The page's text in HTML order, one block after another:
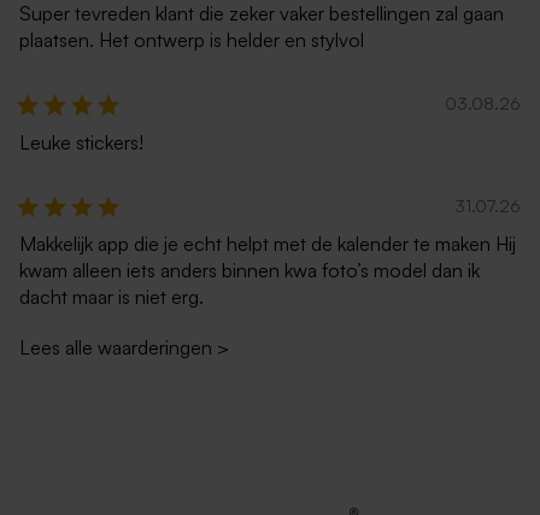
Rode envelop met puntklep
Super tevreden klant die zeker vaker bestellingen zal gaan
plaatsen. Het ontwerp is helder en stylvol
03.08.26
Leuke stickers!
31.07.26
Makkelijk app die je echt helpt met de kalender te maken Hij
kwam alleen iets anders binnen kwa foto’s model dan ik
dacht maar is niet erg.
Lees alle waarderingen >